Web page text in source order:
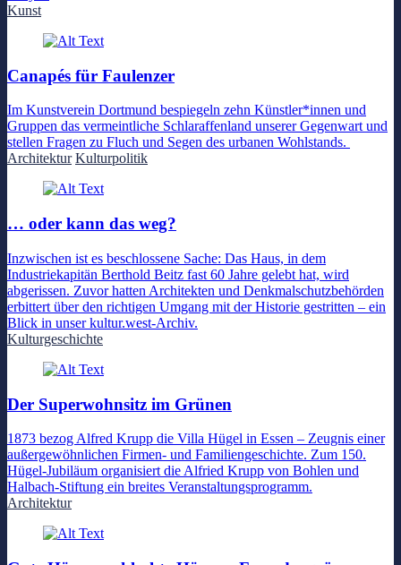
Kunst
Canapés für Faulenzer
Im Kunstverein Dortmund bespiegeln zehn Künstler*innen und
Gruppen das vermeintliche Schlaraffenland unserer Gegenwart und
stellen Fragen zu Fluch und Segen des urbanen Wohlstands.
Architektur Kulturpolitik
… oder kann das weg?
Inzwischen ist es beschlossene Sache: Das Haus, in dem
Industriekapitän Berthold Beitz fast 60 Jahre gelebt hat, wird
abgerissen. Zuvor hatten Architekten und Denkmalschutzbehörden
erbittert über den richtigen Umgang mit der Historie gestritten – ein
Blick in unser kultur.west-Archiv.
Kulturgeschichte
Der Superwohnsitz im Grünen
1873 bezog Alfred Krupp die Villa Hügel in Essen – Zeugnis einer
außergewöhnlichen Firmen- und Familiengeschichte. Zum 150.
Hügel-Jubiläum organisiert die Alfried Krupp von Bohlen und
Halbach-Stiftung ein breites Veranstaltungsprogramm.
Architektur